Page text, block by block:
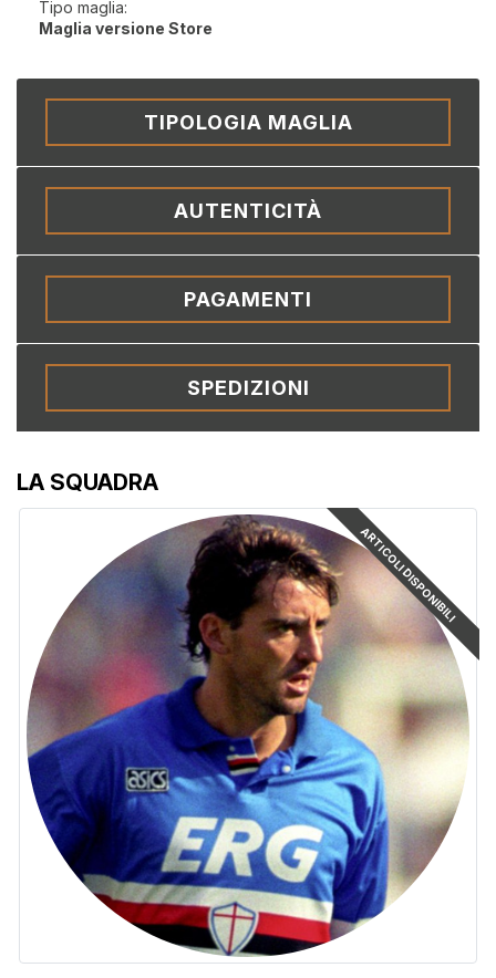
LA SQUADRA
ARTICOLI DISPONIBILI
Tipo maglia:
Maglia versione Store
TIPOLOGIA MAGLIA
AUTENTICITÀ
PAGAMENTI
SPEDIZIONI